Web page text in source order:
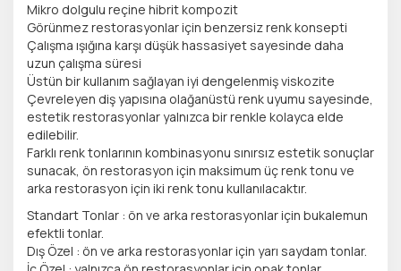
Mikro dolgulu reçine hibrit kompozit
Görünmez restorasyonlar için benzersiz renk konsepti
Çalışma ışığına karşı düşük hassasiyet sayesinde daha
uzun çalışma süresi
Üstün bir kullanım sağlayan iyi dengelenmiş viskozite
Çevreleyen diş yapısına olağanüstü renk uyumu sayesinde,
estetik restorasyonlar yalnızca bir renkle kolayca elde
edilebilir.
Farklı renk tonlarının kombinasyonu sınırsız estetik sonuçlar
sunacak, ön restorasyon için maksimum üç renk tonu ve
arka restorasyon için iki renk tonu kullanılacaktır.
Standart Tonlar : ön ve arka restorasyonlar için bukalemun
efektli tonlar.
Dış Özel : ön ve arka restorasyonlar için yarı saydam tonlar.